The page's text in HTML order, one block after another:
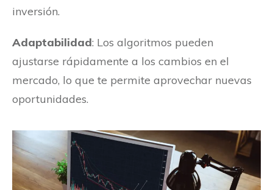
inversión.
Adaptabilidad: Los algoritmos pueden
ajustarse rápidamente a los cambios en el
mercado, lo que te permite aprovechar nuevas
oportunidades.